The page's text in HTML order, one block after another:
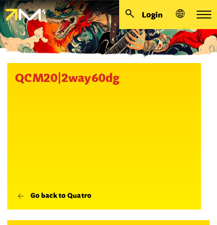
Login
QCM20|2way60dg
Go back to Quatro